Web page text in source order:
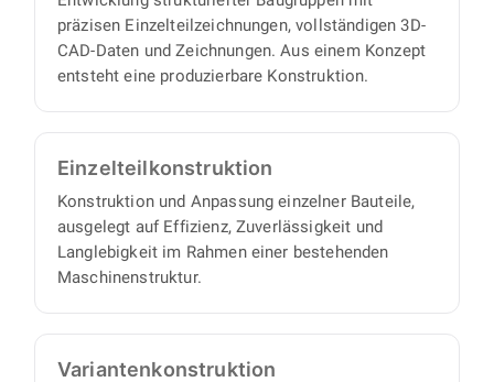
mit minimalem Abstimmungs- und
Aufsichtsaufwand auf Ihrer Seite.
präzisen Einzelteilzeichnungen, vollständigen 3D-
CAD-Daten und Zeichnungen. Aus einem Konzept
entsteht eine produzierbare Konstruktion.
Einzelteil­konstruktion
Konstruktion und Anpassung einzelner Bauteile,
ausgelegt auf Effizienz, Zuverlässigkeit und
Langlebigkeit im Rahmen einer bestehenden
Maschinenstruktur.
Varianten­konstruktion